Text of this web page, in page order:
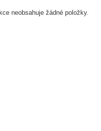
neobsahuje žádné položky.